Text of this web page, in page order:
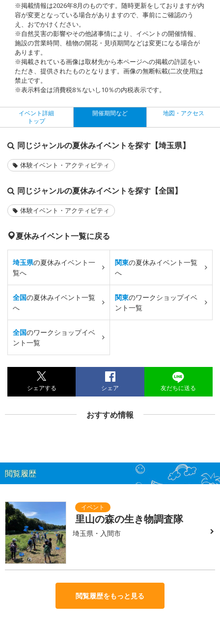
※掲載情報は2026年8月のものです。随時更新をしておりますが内
容が変更となっている場合がありますので、事前にご確認のう
え、おでかけください。
※自然災害の影響やその他諸事情により、イベントの開催情報、
施設の営業時間、植物の開花・見頃期間などは変更になる場合が
あります。
※掲載されている画像は取材先から本ページへの掲載の許諾をい
ただき、提供されたものとなります。画像の無断転載(二次使用)は
禁止です。
※表示料金は消費税8％ないし10％の内税表示です。
イベント詳細
トップ
開催期間など 地図・アクセス
同じジャンルの夏休みイベントを探す【埼玉県】
体験イベント・アクティビティ
同じジャンルの夏休みイベントを探す【全国】
体験イベント・アクティビティ
夏休みイベント一覧に戻る
埼玉県の夏休みイベント一
覧へ
関東の夏休みイベント一覧
へ
全国の夏休みイベント一覧
へ
関東のワークショップイベ
ント一覧
全国のワークショップイベ
ント一覧
シェアする シェア 友だちに送る
おすすめ情報
閲覧履歴
里山の森の生き物調査隊
埼玉県・入間市
閲覧履歴をもっと見る